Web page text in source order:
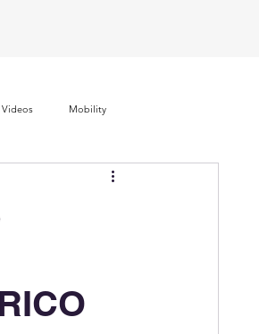
Videos Mobility
Electric Mobility Ranking